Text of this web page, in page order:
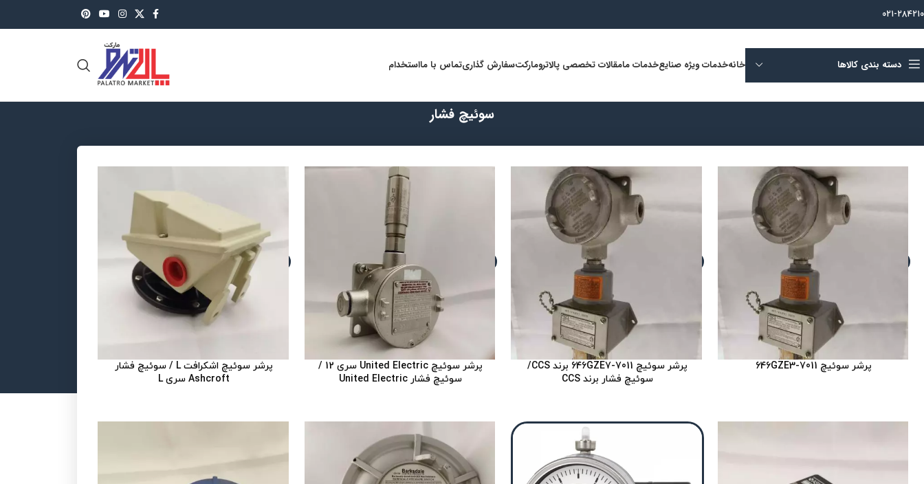
021-
دسته بندی کالاها خانهخدمات ویژه صنایعخدمات مامقالات تخصصی پالاترومارکتسفارش گذاریتماس با مااستخدام
سوئیچ فشار
پرشر سوئیچ 646GZE3-7011
پرشر سوئیچ 646GZE7-7011 برند CCS/
سوئیچ فشار برند CCS
پرشر سوئیچ United Electric سری 12 /
سوئیچ فشار United Electric
پرشر سوئیچ اشکرافت L / سوئیچ فشار
Ashcroft سری L